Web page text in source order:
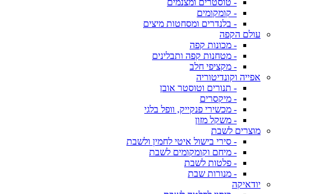
- טוסטרים ומצנמים
- קומקומים
- בלנדרים ומסחטות מיצים
עולם הקפה
- מכונות קפה
- מטחנות קפה ותבלינים
- מקציפי חלב
אפייה וקונדיטוריה
- תנורים וטוסטר אובן
- מיקסרים
- מכשירי פנקייק, וופל בלגי
- משקל מזון
מוצרים לשבת
- סירי בישול איטי לחמין ולשבת
- מיחם וקומקומים לשבת
- פלטות לשבת
- מנורות שבת
יודאיקה